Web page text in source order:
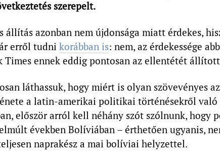
szerepelt.
állítás azonban nem újdonsága miatt érdekes,
erről tudni korábban is: nem, az érdekessége
Times ennek eddig pontosan az ellentétét
láthassuk, hogy miért is olyan szövevényes
a latin-amerikai politikai történésekről való
először arról kell néhány szót szólnunk, hogy
években Bolíviában – érthetően ugyanis,
naprakész a mai bolíviai helyzettel.